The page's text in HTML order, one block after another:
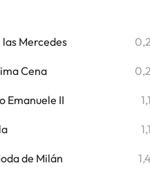
Mercedes
Cena
Emanuele II
de Milán